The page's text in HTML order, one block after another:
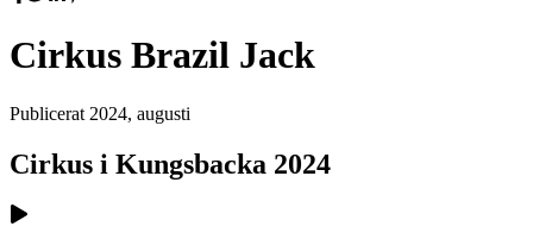
Cirkus Brazil Jack
Publicerat 2024, augusti
Cirkus i Kungsbacka 2024